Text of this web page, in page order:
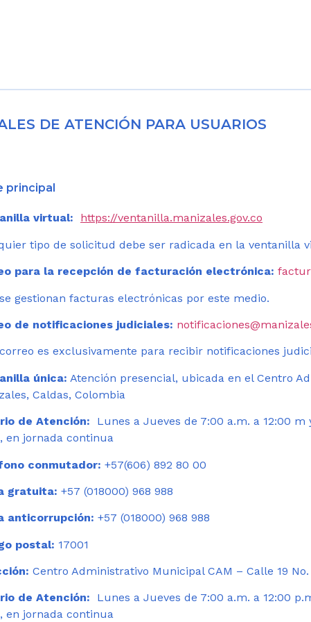
DE ATENCIÓN PARA USUARIOS
principal
virtual: https://ventanilla.manizales.gov.co
tipo de solicitud debe ser radicada en la ventanilla
para la recepción de facturación electrónica:
gestionan facturas electrónicas por este medio.
de notificaciones judiciales:
es exclusivamente para recibir notificaciones
única: Atención presencial, ubicada en el Centro
Caldas, Colombia
de Atención:
Lunes a Jueves de 7:00 a.m. a 12:00
en jornada continua
conmutador: +57(606) 892 80 00
gratuita: +57 (018000) 968 988
anticorrupción: +57 (018000) 968 988
postal: 17001
Centro Administrativo Municipal CAM – Calle 19
de Atención: Lunes a Jueves de 7:00 a.m. a 12:00
en jornada continua